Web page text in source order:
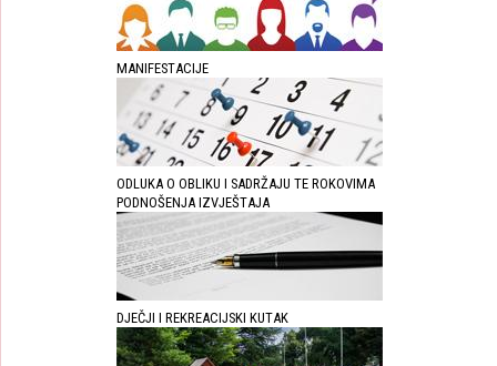
MANIFESTACIJE
ODLUKA O OBLIKU I SADRŽAJU TE ROKOVIMA
PODNOŠENJA IZVJEŠTAJA
DJEČJI I REKREACIJSKI KUTAK